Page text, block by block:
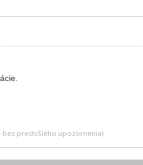
bez predošlého upozornenia)